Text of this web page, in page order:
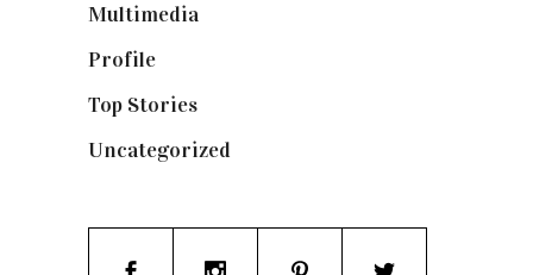
Multimedia
Profile
Top Stories
Uncategorized